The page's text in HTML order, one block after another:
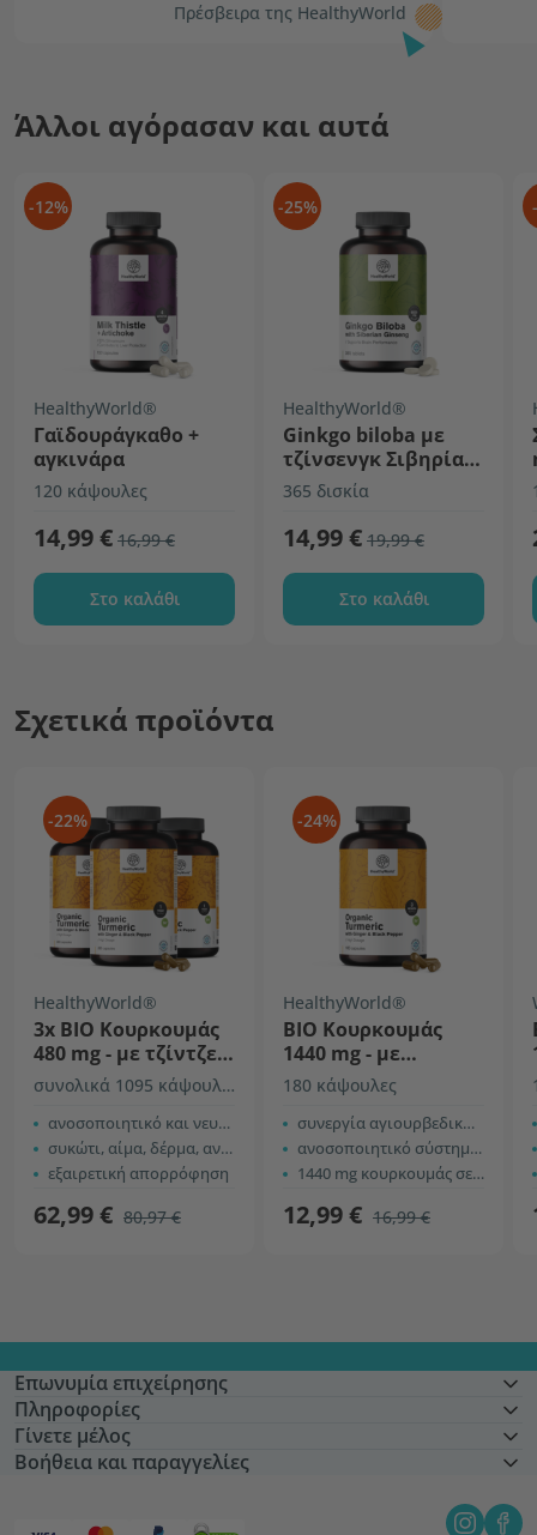
Πρέσβειρα της HealthyWorld
Άλλοι αγόρασαν και αυτά
-12%
HealthyWorld®
Γαϊδουράγκαθο +
αγκινάρα
120 κάψουλες
14,99 € 16,99 €
Στο καλάθι
-25%
HealthyWorld®
Ginkgo biloba με
τζίνσενγκ Σιβηρίας
6600 mg
365 δισκία
14,99 € 19,99 €
Στο καλάθι
Σχετικά προϊόντα
-22%
HealthyWorld®
3x ΒΙΟ Κουρκουμάς
480 mg - με τζίντζερ
και μαύρο πιπέρι
συνολικά 1095 κάψουλες
ανοσοποιητικό και νευρικό σύστημα
συκώτι, αίμα, δέρμα, αναπνευστικό
εξαιρετική απορρόφηση
62,99 € 80,97 €
-24%
HealthyWorld®
BIO Κουρκουμάς
1440 mg - με
τζίντζερ και μαύρο
πιπέρι
180 κάψουλες
συνεργία αγιουρβεδικών συστατικών
ανοσοποιητικό σύστημα, αναπνευστικό σύστημα, κυκλοφορικό σύστημα
1440 mg κουρκουμάς σε 2 κάψουλες
12,99 € 16,99 €
Επωνυμία επιχείρησης
Πληροφορίες
Γίνετε μέλος
Βοήθεια και παραγγελίες